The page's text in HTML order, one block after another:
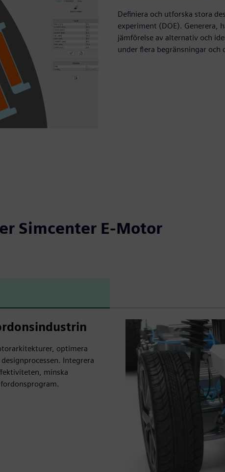
Definiera och utforska stora
experiment (DOE). Generera,
jämförelse av alternativ och
under flera begränsningar och
Simcenter E-Motor
optimera
Integrera
minska